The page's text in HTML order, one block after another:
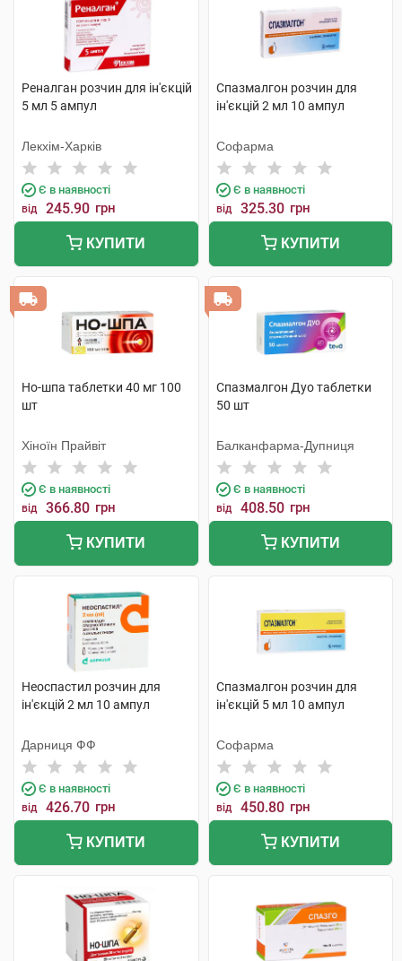
Реналган розчин для ін'єкцій
5 мл 5 ампул
Лекхім-Харків
Є в наявності
від 245.90 грн
КУПИТИ
Спазмалгон розчин для
ін'єкцій 2 мл 10 ампул
Софарма
Є в наявності
від 325.30 грн
КУПИТИ
Но-шпа таблетки 40 мг 100
шт
Хіноїн Прайвіт
Є в наявності
від 366.80 грн
КУПИТИ
Спазмалгон Дуо таблетки
50 шт
Балканфарма-Дупниця
Є в наявності
від 408.50 грн
КУПИТИ
Неоспастил розчин для
ін'єкцій 2 мл 10 ампул
Дарниця ФФ
Є в наявності
від 426.70 грн
КУПИТИ
Спазмалгон розчин для
ін'єкцій 5 мл 10 ампул
Софарма
Є в наявності
від 450.80 грн
КУПИТИ